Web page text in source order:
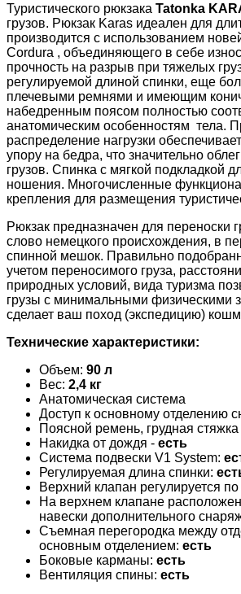
Туристического рюкзака Tatonka
грузов. Рюкзак Karas идеален для
производится с использованием
Cordura , объединяющего в себе
прочность на разрыв при тяжелых
регулируемой длиной спинки, еще
плечевыми ремнями и имеющим
набедренным поясом полностью
анатомическим особенностям тела.
распределение нагрузки
упору на бедра, что значительно
грузов. Спинка с мягкой подкладкой
ношения. Многочисленные
крепления для размещения
Рюкзак предназначен для переноски
слово немецкого происхождения, в
спинной мешок. Правильно
учетом переносимого груза,
природных условий, вида туризма
грузы с минимальными физическими
сделает ваш поход (экспедицию)
Технические характеристики:
Объем: 90 л
Вес: 2,4 кг
Анатомическая система
Доступ к основному отделению
Поясной ремень, грудная стяжка
Накидка от дождя - есть
Система подвески V1 System:
Регулируемая длина спинки:
Верхний клапан регулируется
На верхнем клапане
навески дополнительного
Съемная перегородка между
основным отделением: есть
Боковые карманы: есть
Вентиляция спины: есть